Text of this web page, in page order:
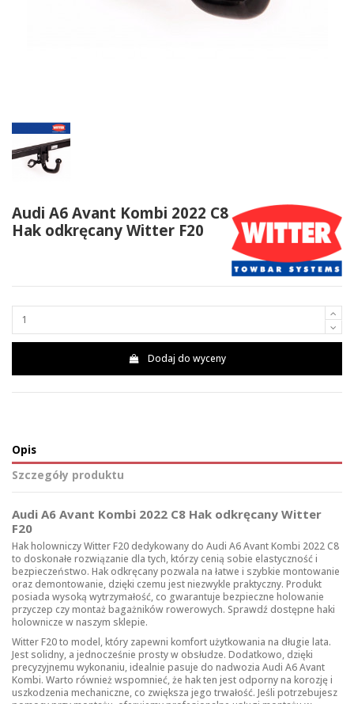
Audi A6 Avant Kombi 2022 C8
Hak odkręcany Witter F20
Dodaj do wyceny
Opis
Szczegóły produktu
Audi A6 Avant Kombi 2022 C8 Hak odkręcany Witter
F20
Hak holowniczy Witter F20 dedykowany do Audi A6 Avant Kombi 2022 C8
to doskonałe rozwiązanie dla tych, którzy cenią sobie elastyczność i
bezpieczeństwo. Hak odkręcany pozwala na łatwe i szybkie montowanie
oraz demontowanie, dzięki czemu jest niezwykle praktyczny. Produkt
posiada wysoką wytrzymałość, co gwarantuje bezpieczne holowanie
przyczep czy montaż bagażników rowerowych. Sprawdź dostępne haki
holownicze w naszym sklepie.
Witter F20 to model, który zapewni komfort użytkowania na długie lata.
Jest solidny, a jednocześnie prosty w obsłudze. Dodatkowo, dzięki
precyzyjnemu wykonaniu, idealnie pasuje do nadwozia Audi A6 Avant
Kombi. Warto również wspomnieć, że hak ten jest odporny na korozję i
uszkodzenia mechaniczne, co zwiększa jego trwałość. Jeśli potrzebujesz